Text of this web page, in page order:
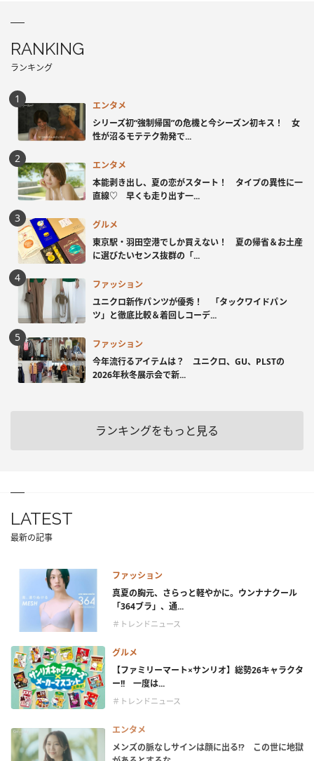
RANKING
ランキング
エンタメ
シリーズ初“強制帰国”の危機と今シーズン初キス！ 女
性が沼るモテテク勃発で...
エンタメ
本能剥き出し、夏の恋がスタート！ タイプの異性に一
直線♡ 早くも走り出す一...
グルメ
東京駅・羽田空港でしか買えない！ 夏の帰省＆お土産
に選びたいセンス抜群の「...
ファッション
ユニクロ新作パンツが優秀！ 「タックワイドパン
ツ」と徹底比較＆着回しコーデ...
ファッション
今年流行るアイテムは？ ユニクロ、GU、PLSTの
2026年秋冬展示会で新...
ランキングをもっと見る
LATEST
最新の記事
ファッション
真夏の胸元、さらっと軽やかに。ウンナナクール
「364ブラ」、通...
＃トレンドニュース
グルメ
【ファミリーマート×サンリオ】総勢26キャラクタ
ー!! 一度は...
＃トレンドニュース
エンタメ
メンズの脈なしサインは顔に出る!? この世に地獄